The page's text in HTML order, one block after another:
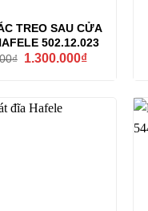
TREO SAU CỬA
502.12.023
₫ Giá
1.300.000₫Giá
1.300.000₫.